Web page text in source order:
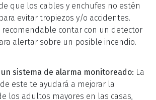
que los cables y enchufes no estén
evitar tropiezos y/o accidentes.
recomendable contar con un detector
alertar sobre un posible incendio.
sistema de alarma monitoreado: La
este te ayudará a mejorar la
los adultos mayores en las casas,